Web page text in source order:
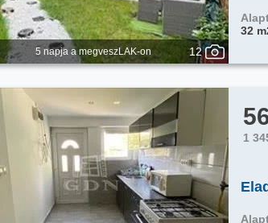
5 napja a megveszLAK-on 12
32
1